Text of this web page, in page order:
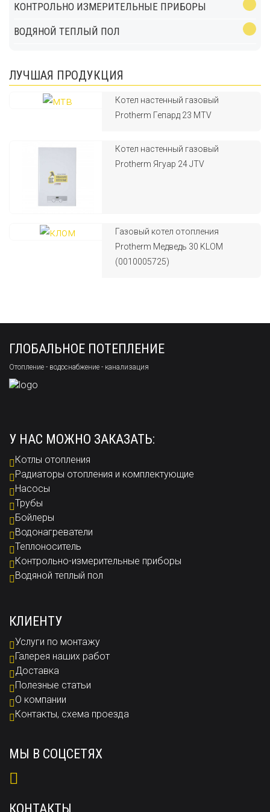
КОНТРОЛЬНО ИЗМЕРИТЕЛЬНЫЕ ПРИБОРЫ
ВОДЯНОЙ ТЕПЛЫЙ ПОЛ
ЛУЧШАЯ ПРОДУКЦИЯ
Котел настенный газовый
Protherm Гепард 23 MTV
Котел настенный газовый
Protherm Ягуар 24 JTV
Газовый котел отопления
Protherm Медведь 30 KLOM
(0010005725)
ГЛОБАЛЬНОЕ ПОТЕПЛЕНИЕ
Отопление - водоснабжение - канализация
У НАС МОЖНО ЗАКАЗАТЬ:
Котлы отопления
Радиаторы отопления и комплектующие
Насосы
Трубы
Бойлеры
Водонагреватели
Теплоноситель
Контрольно-измерительные приборы
Водяной теплый пол
КЛИЕНТУ
Услуги по монтажу
Галерея наших работ
Доставка
Полезные статьи
О компании
Контакты, схема проезда
МЫ В СОЦСЕТЯХ
КОНТАКТЫ